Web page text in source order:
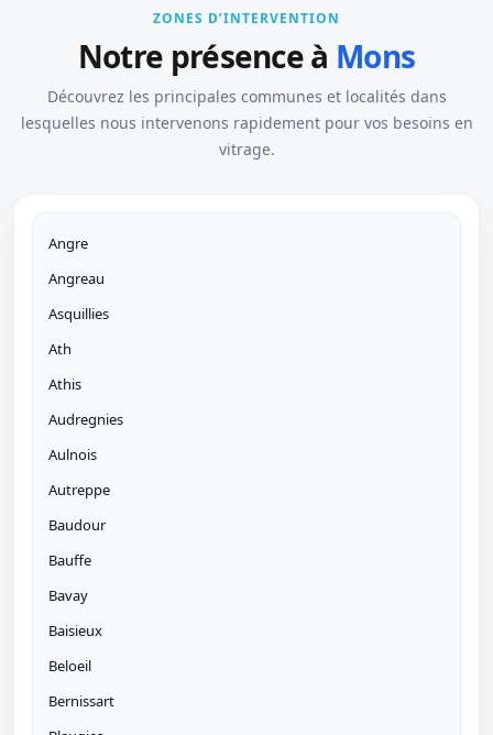
ZONES D’INTERVENTION
Notre présence à Mons
Découvrez les principales communes et localités dans
lesquelles nous intervenons rapidement pour vos besoins en
vitrage.
Angre
Angreau
Asquillies
Ath
Athis
Audregnies
Aulnois
Autreppe
Baudour
Bauffe
Bavay
Baisieux
Beloeil
Bernissart